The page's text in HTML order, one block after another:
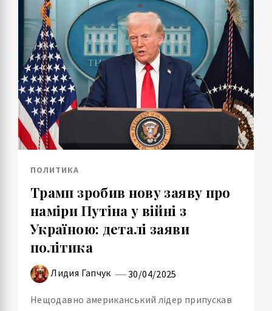
ПОЛИТИКА
Трамп зробив нову заяву про
наміри Путіна у війні з
Україною: деталі заяви
політика
Лидия Гапчук 30/04/2025
Нещодавно американський лідер припускав